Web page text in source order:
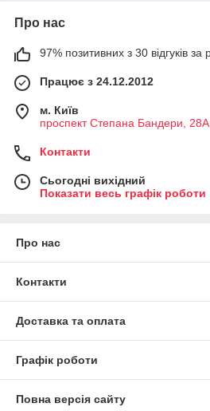
тактильних властивостей
ШВИДКА УСТАНОВКА
Легка, надшвидка і нескладна
НИЗКОЗАТРАТНО
Економія аж до 50%, в порівнянні з
Легке і швидке обслуговування
Про нас
97% позитивних з 30 відгуків за
Працює з 24.12.2012
м. Київ
проспект Степана Бандери,
Контакти
Сьогодні вихідний
Показати весь графік роботи
Про нас
Контакти
Доставка та оплата
Графік роботи
Повна версія сайту